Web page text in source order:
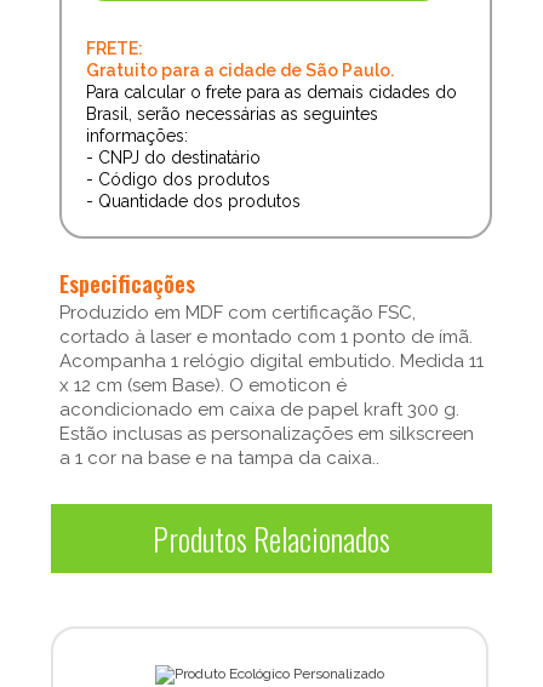
FRETE:
Gratuito para a cidade de São Paulo.
Para calcular o frete para as demais cidades do
Brasil, serão necessárias as seguintes
informações:
- CNPJ do destinatário
- Código dos produtos
- Quantidade dos produtos
Especificações
Produzido em MDF com certificação FSC,
cortado à laser e montado com 1 ponto de ímã.
Acompanha 1 relógio digital embutido. Medida 11
x 12 cm (sem Base). O emoticon é
acondicionado em caixa de papel kraft 300 g.
Estão inclusas as personalizações em silkscreen
a 1 cor na base e na tampa da caixa..
Produtos Relacionados